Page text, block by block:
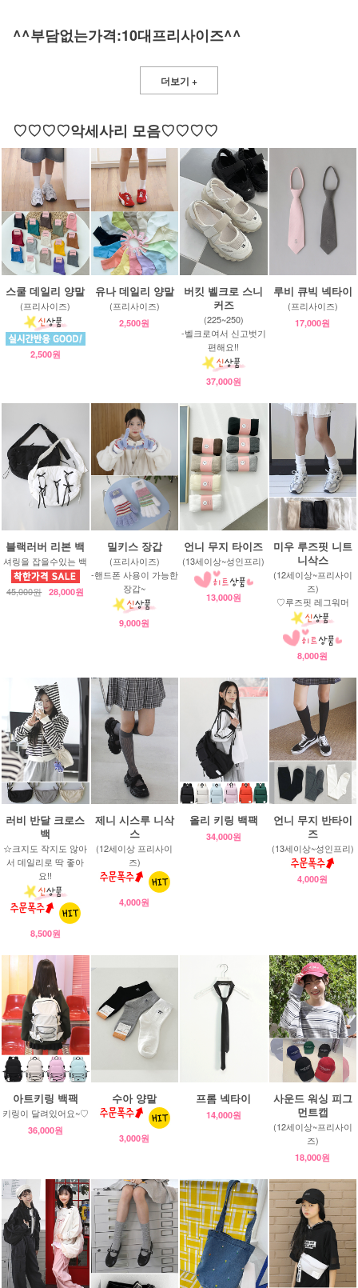
^^부담없는가격:10대프리사이즈^^
더보기 +
♡♡♡♡악세사리 모음♡♡♡♡
스쿨 데일리 양말
(프리사이즈)
2,500원
유나 데일리 양말
(프리사이즈)
2,500원
버킷 벨크로 스니
커즈
(225~250)
-벨크로여서 신고벗기
편해요!!
37,000원
루비 큐빅 넥타이
(프리사이즈)
17,000원
블랙러버 리본 백
셔링을 잡을수있는 백
45,000원 28,000원
밀키스 장갑
(프리사이즈)
-핸드폰 사용이 가능한
장갑~
9,000원
언니 무지 타이즈
(13세이상~성인프리)
13,000원
미우 루즈핏 니트
니삭스
(12세이상~프리사이
즈)
♡루즈핏 레그워머
8,000원
러비 반달 크로스
백
☆크지도 작지도 않아
서 데일리로 딱 좋아
요!!
8,500원
제니 시스루 니삭
스
(12세이상 프리사이
즈)
4,000원
올리 키링 백팩
34,000원
언니 무지 반타이
즈
(13세이상~성인프리)
4,000원
아트키링 백팩
키링이 달려있어요~♡
36,000원
수아 양말
3,000원
프롬 넥타이
14,000원
사운드 워싱 피그
먼트캡
(12세이상~프리사이
즈)
18,000원